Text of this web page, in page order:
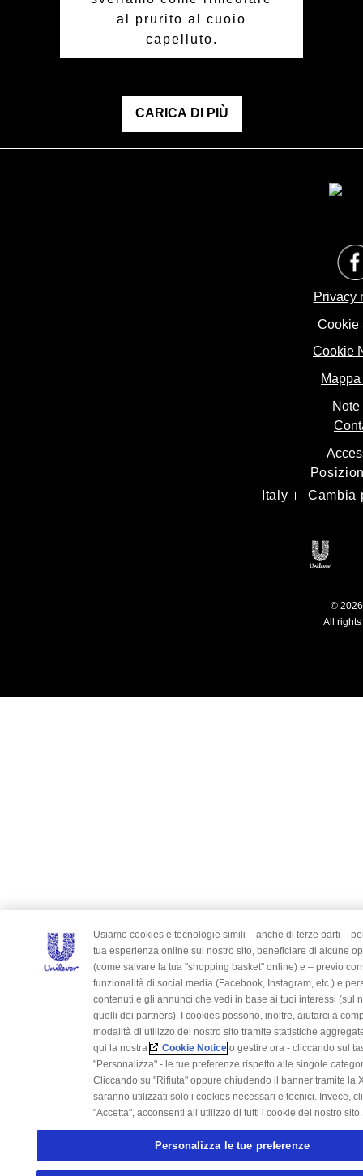
al prurito al cuoio
capelluto.
CARICA DI PIÙ
Privacy
Cookie
Cookie
Italy
Cambia
©
All
Usiamo cookies e tecnologie simili – anche di terze parti –
tua esperienza online sul nostro sito, beneficiare di alcune
(come salvare la tua "shopping basket" online) e – previo
funzionalità di social media (Facebook, Instagram, etc.) e
contenuti e gli annunci che vedi in base ai tuoi interessi (sul
quelli dei partners). I cookies possono, inoltre, aiutarci a
modalità di utilizzo del nostro sito tramite statistiche
qui la nostra
Cookie Noticeo gestire ora - cliccando sul
"Personalizza" - le tue preferenze rispetto alle singole
Cliccando su "Rifiuta" oppure chiudendo il banner tramite la
saranno utilizzati solo i cookies necessari e tecnici. Invece,
"Accetta", acconsenti all’utilizzo di tutti i cookie del nostro sito.
Personalizza le tue preferenze